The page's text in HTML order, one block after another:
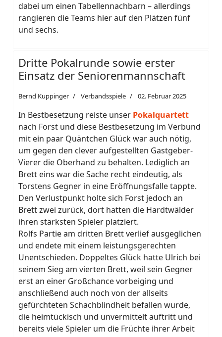
dabei um einen Tabellennachbarn – allerdings
rangieren die Teams hier auf den Plätzen fünf
und sechs.
Dritte Pokalrunde sowie erster
Einsatz der Seniorenmannschaft
Bernd Kuppinger Verbandsspiele 02. Februar 2025
In Bestbesetzung reiste unser Pokalquartett
nach Forst und diese Bestbesetzung im Verbund
mit ein paar Quäntchen Glück war auch nötig,
um gegen den clever aufgestellten Gastgeber-
Vierer die Oberhand zu behalten. Lediglich an
Brett eins war die Sache recht eindeutig, als
Torstens Gegner in eine Eröffnungsfalle tappte.
Den Verlustpunkt holte sich Forst jedoch an
Brett zwei zurück, dort hatten die Hardtwälder
ihren stärksten Spieler platziert.
Rolfs Partie am dritten Brett verlief ausgeglichen
und endete mit einem leistungsgerechten
Unentschieden. Doppeltes Glück hatte Ulrich bei
seinem Sieg am vierten Brett, weil sein Gegner
erst an einer Großchance vorbeiging und
anschließend auch noch von der allseits
gefürchteten Schachblindheit befallen wurde,
die heimtückisch und unvermittelt auftritt und
bereits viele Spieler um die Früchte ihrer Arbeit